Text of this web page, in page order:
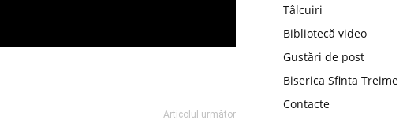
Articolul următor
Tâlcuiri
Bibliotecă video
Gustări de post
Biserica Sfinta Treime
Contacte